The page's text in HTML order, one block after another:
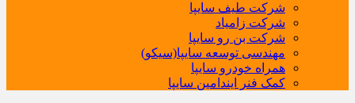
شرکت طیف سایپا
شرکت زامیاد
شرکت بن رو سایپا
مهندسی توسعه سایپا(سیکو)
همراه خودرو سایپا
کمک فنر ایندامین سایپا